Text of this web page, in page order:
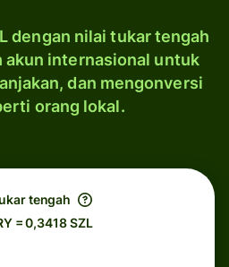
dengan nilai tukar tengah
akun internasional untuk
dan mengonversi
orang lokal.
tengah
= 0,3418 SZL